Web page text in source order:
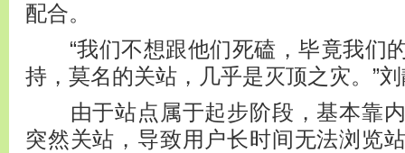
配合。
“我们不想跟他们死磕，毕竟我们
持，莫名的关站，几乎是灭顶之灾。”
由于站点属于起步阶段，基本靠内
突然关站，导致用户长时间无法浏览